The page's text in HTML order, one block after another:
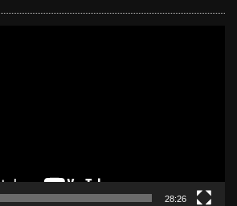
28:26